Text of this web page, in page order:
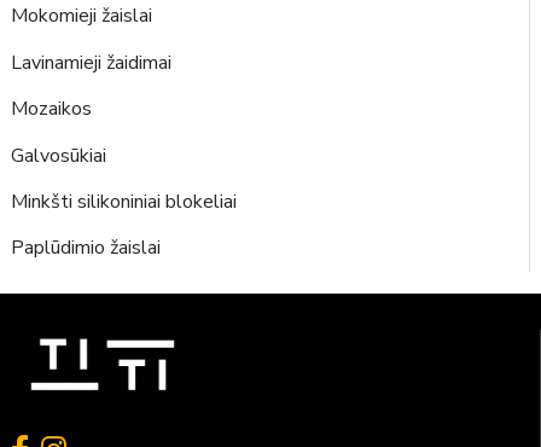
Mokomieji žaislai
Lavinamieji žaidimai
Mozaikos
Galvosūkiai
Minkšti silikoniniai blokeliai
Paplūdimio žaislai